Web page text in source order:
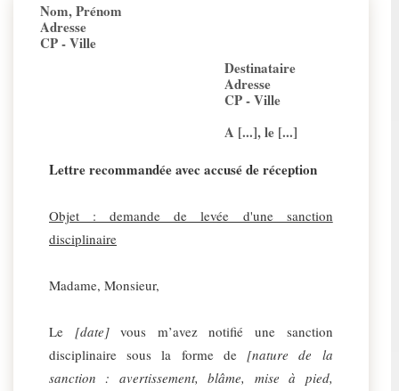
Nom, Prénom
Adresse
CP - Ville
Destinataire
Adresse
CP - Ville
A [...], le [...]
Lettre recommandée avec accusé de réception
Objet : demande de levée d'une sanction
disciplinaire
Madame, Monsieur,
Le [date]vous m’avez notifié une sanction
disciplinaire sous la forme de [nature de la
sanction : avertissement, blâme, mise à pied,